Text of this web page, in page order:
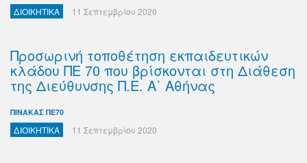
ΔΙΟΙΚΗΤΙΚΑ 11 Σεπτεμβρίου 2020
Προσωρινή τοποθέτηση εκπαιδευτικών
κλάδου ΠΕ 70 που βρίσκονται στη Διάθεση
της Διεύθυνσης Π.Ε. Α΄ Αθήνας
ΠΙΝΑΚΑΣ ΠΕ70
ΔΙΟΙΚΗΤΙΚΑ 11 Σεπτεμβρίου 2020